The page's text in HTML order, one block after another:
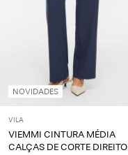
NOVIDADES
VILA
VIEMMI CINTURA MÉDIA
CALÇAS DE CORTE DIREITO